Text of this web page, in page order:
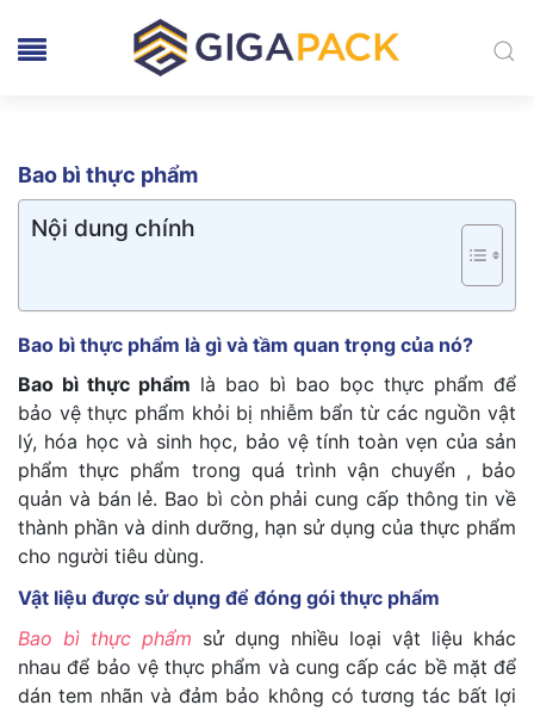
Bao bì thực phẩm
Nội dung chính
Bao bì thực phẩm là gì và tầm quan trọng của nó?
Bao bì thực phẩm là bao bì bao bọc thực phẩm để
bảo vệ thực phẩm khỏi bị nhiễm bẩn từ các nguồn vật
lý, hóa học và sinh học, bảo vệ tính toàn vẹn của sản
phẩm thực phẩm trong quá trình vận chuyển , bảo
quản và bán lẻ. Bao bì còn phải cung cấp thông tin về
thành phần và dinh dưỡng, hạn sử dụng của thực phẩm
cho người tiêu dùng.
Vật liệu được sử dụng để đóng gói thực phẩm
Bao bì thực phẩm sử dụng nhiều loại vật liệu khác
nhau để bảo vệ thực phẩm và cung cấp các bề mặt để
dán tem nhãn và đảm bảo không có tương tác bất lợi